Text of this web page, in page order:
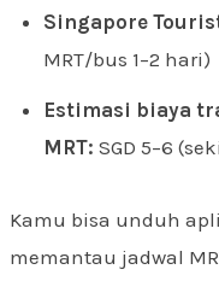
Singapore
MRT/bus 1–2 hari)
Estimasi biaya
MRT: SGD 5–6
Kamu bisa unduh
memantau jadwal